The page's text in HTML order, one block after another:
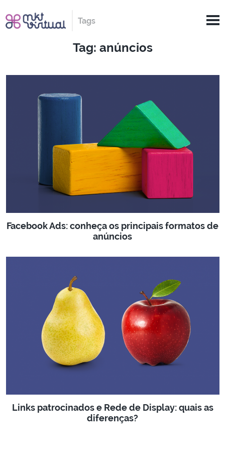
Tags
Tag: anúncios
Facebook Ads: conheça os principais formatos de
anúncios
Links patrocinados e Rede de Display: quais as
diferenças?